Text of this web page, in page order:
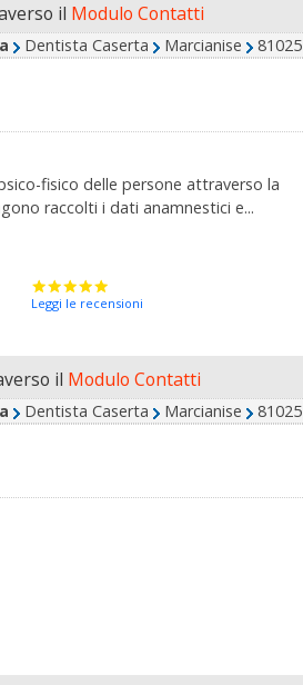
il Modulo Contatti
Dentista Caserta Marcianise 81025
fisico delle persone attraverso la
raccolti i dati anamnestici e...
Leggi le recensioni
il Modulo Contatti
Dentista Caserta Marcianise 81025